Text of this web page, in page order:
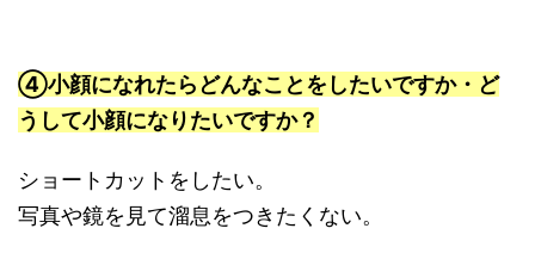
④小顔になれたらどんなことをしたいですか・ど
うして小顔になりたいですか？
ショートカットをしたい。
写真や鏡を見て溜息をつきたくない。